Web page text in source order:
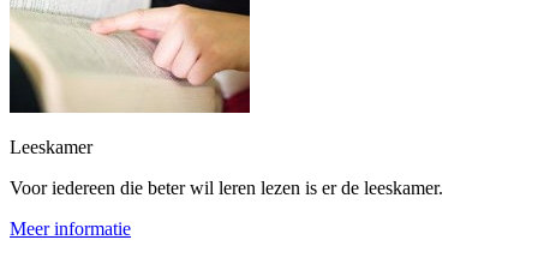
Leeskamer
Voor iedereen die beter wil leren lezen is er de leeskamer.
Meer informatie